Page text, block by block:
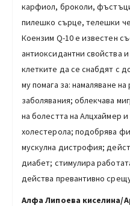
карфиол, броколи,
пилешко сърце, телешки
Коензим Q-10 е известен
антиоксидантни свойства
клетките да се снабдят с
му помага за: намаляване
заболявания; облекчава
на болестта на Алцхаймер
холестерола; подобрява
мускулна дистрофия;
диабет; стимулира
действа превантивно
Алфа Липоева киселина/